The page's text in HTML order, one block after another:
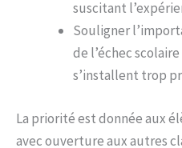
suscitant
Souligner
de l’échec
s’installent trop
La priorité est donnée aux
avec ouverture aux autres